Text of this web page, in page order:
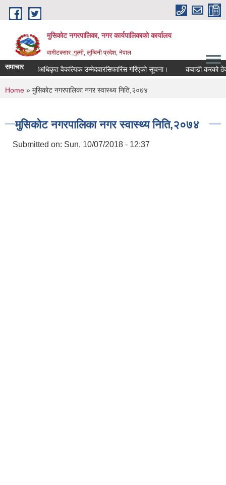
Skip to main content
मुसिकोट नगरपालिका, नगर कार्यपालिकाकाे कार्यालय
वामीटक्सार ,गुल्मी, लुम्बिनी प्रदेश, नेपाल
समाचारनापीअधिकृत वैकल्पिक उम्मेदवारसिफारिस गरिएको सूचना। कवाडी करको ठेक्का
You are here
Home » मुसिकाेट नगरपालिका नगर स्वास्थ्य निति,२०७४
मुसिकाेट नगरपालिका नगर स्वास्थ्य निति,२०७४
Submitted on: Sun, 10/07/2018 - 12:37